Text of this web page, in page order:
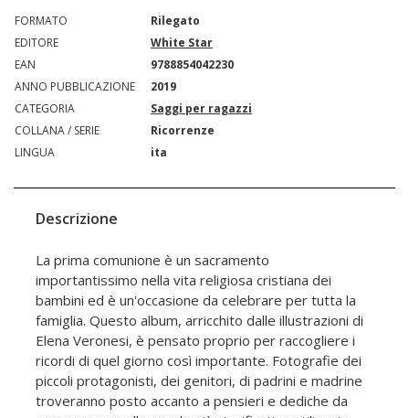
FORMATO
Rilegato
EDITORE
White Star
EAN
9788854042230
ANNO PUBBLICAZIONE
2019
CATEGORIA
Saggi per ragazzi
COLLANA / SERIE
Ricorrenze
LINGUA
ita
Descrizione
La prima comunione è un sacramento
importantissimo nella vita religiosa cristiana dei
bambini ed è un'occasione da celebrare per tutta la
famiglia. Questo album, arricchito dalle illustrazioni di
Elena Veronesi, è pensato proprio per raccogliere i
ricordi di quel giorno così importante. Fotografie dei
piccoli protagonisti, dei genitori, di padrini e madrine
troveranno posto accanto a pensieri e dediche da